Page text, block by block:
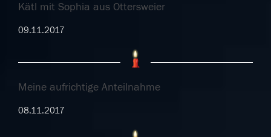
Kätl mit Sophia aus Ottersweier
09.11.2017
Meine aufrichtige Anteilnahme
08.11.2017